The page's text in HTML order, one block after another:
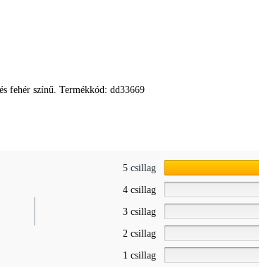
fehér színű. Termékkód: dd33669
5 csillag
4 csillag
3 csillag
2 csillag
1 csillag